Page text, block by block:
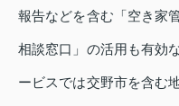
報告などを含む「空き家
相談窓口」の活用も有効
ービスでは交野市を含む